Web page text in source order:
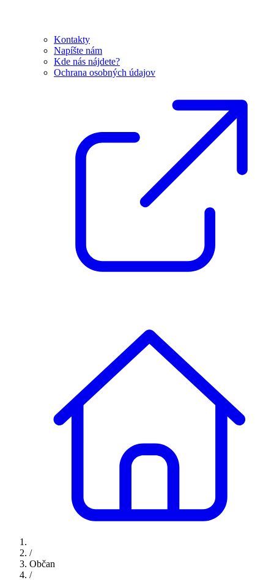
Kontakty
Napíšte nám
Kde nás nájdete?
Ochrana osobných údajov
/
Občan
/